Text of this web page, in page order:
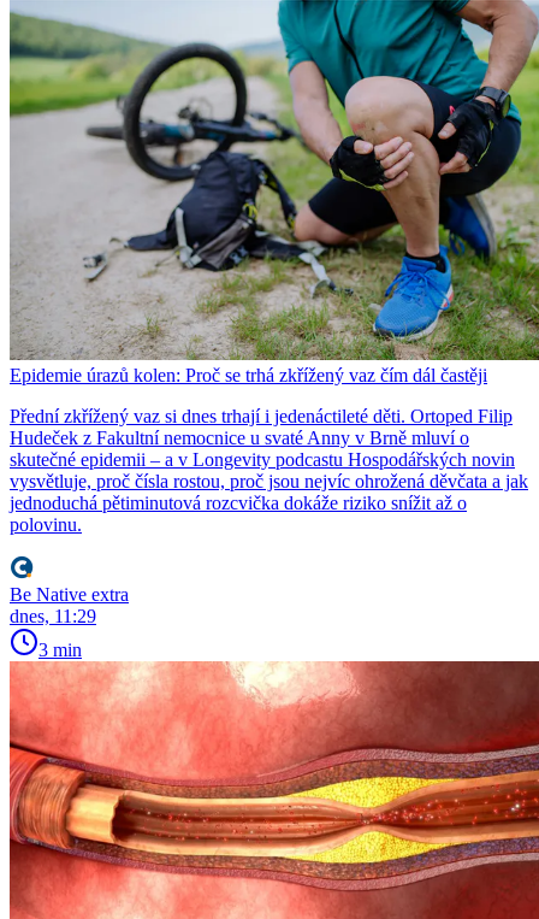
Epidemie úrazů kolen: Proč se trhá zkřížený vaz čím dál častěji
Přední zkřížený vaz si dnes trhají i jedenáctileté děti. Ortoped Filip
Hudeček z Fakultní nemocnice u svaté Anny v Brně mluví o
skutečné epidemii – a v Longevity podcastu Hospodářských novin
vysvětluje, proč čísla rostou, proč jsou nejvíc ohrožená děvčata a jak
jednoduchá pětiminutová rozcvička dokáže riziko snížit až o
polovinu.
Be Native extra
dnes, 11:29
3 min